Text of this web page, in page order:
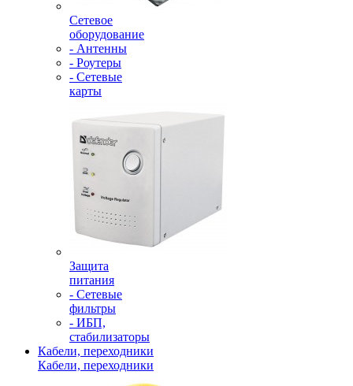
Сетевое
оборудование
- Антенны
- Роутеры
- Сетевые
карты
Защита
питания
- Сетевые
фильтры
- ИБП,
стабилизаторы
Кабели, переходники
Кабели, переходники